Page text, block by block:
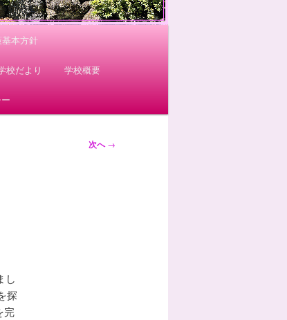
本方針
校だより 学校概要
次へ→
し
探
完